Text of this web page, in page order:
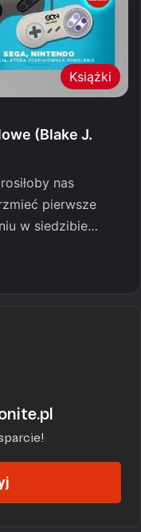
Książki
(Blake J.
nas
pierwsze
w siedzibie…